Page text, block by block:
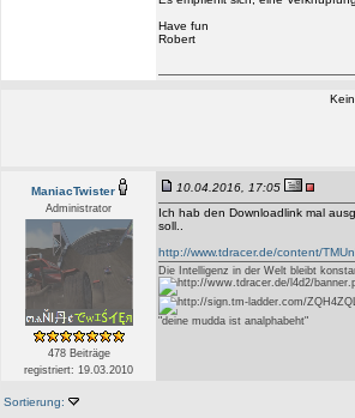
Have fun
Robert
ManiacTwister
Administrator
478 Beiträge
registriert: 19.03.2010
10.04.2016, 17:05
Ich hab den Downloadlink mal
soll..
http://www.tdracer.de/content/
Die Intelligenz in der Welt bleibt
"deine mudda ist analphabeht"
Sortierung: